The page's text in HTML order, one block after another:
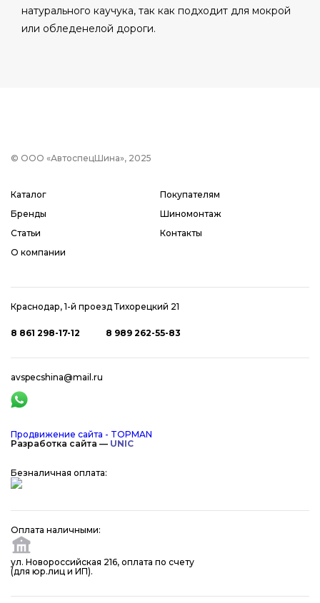
натурального каучука, так как подходит для мокрой
или обледенелой дороги.
© ООО «АвтоспецШина», 2025
Каталог
Бренды
Статьи
О компании
Покупателям
Шиномонтаж
Контакты
Краснодар, 1-й проезд Тихорецкий 21
8 861 298-17-12 8 989 262-55-83
avspecshina@mail.ru
Продвижение сайта - TOPMAN
Разработка сайта — UNIC
Безналичная оплата:
Оплата наличными:
ул. Новороссийская 216, оплата по счету
(для юр.лиц и ИП).